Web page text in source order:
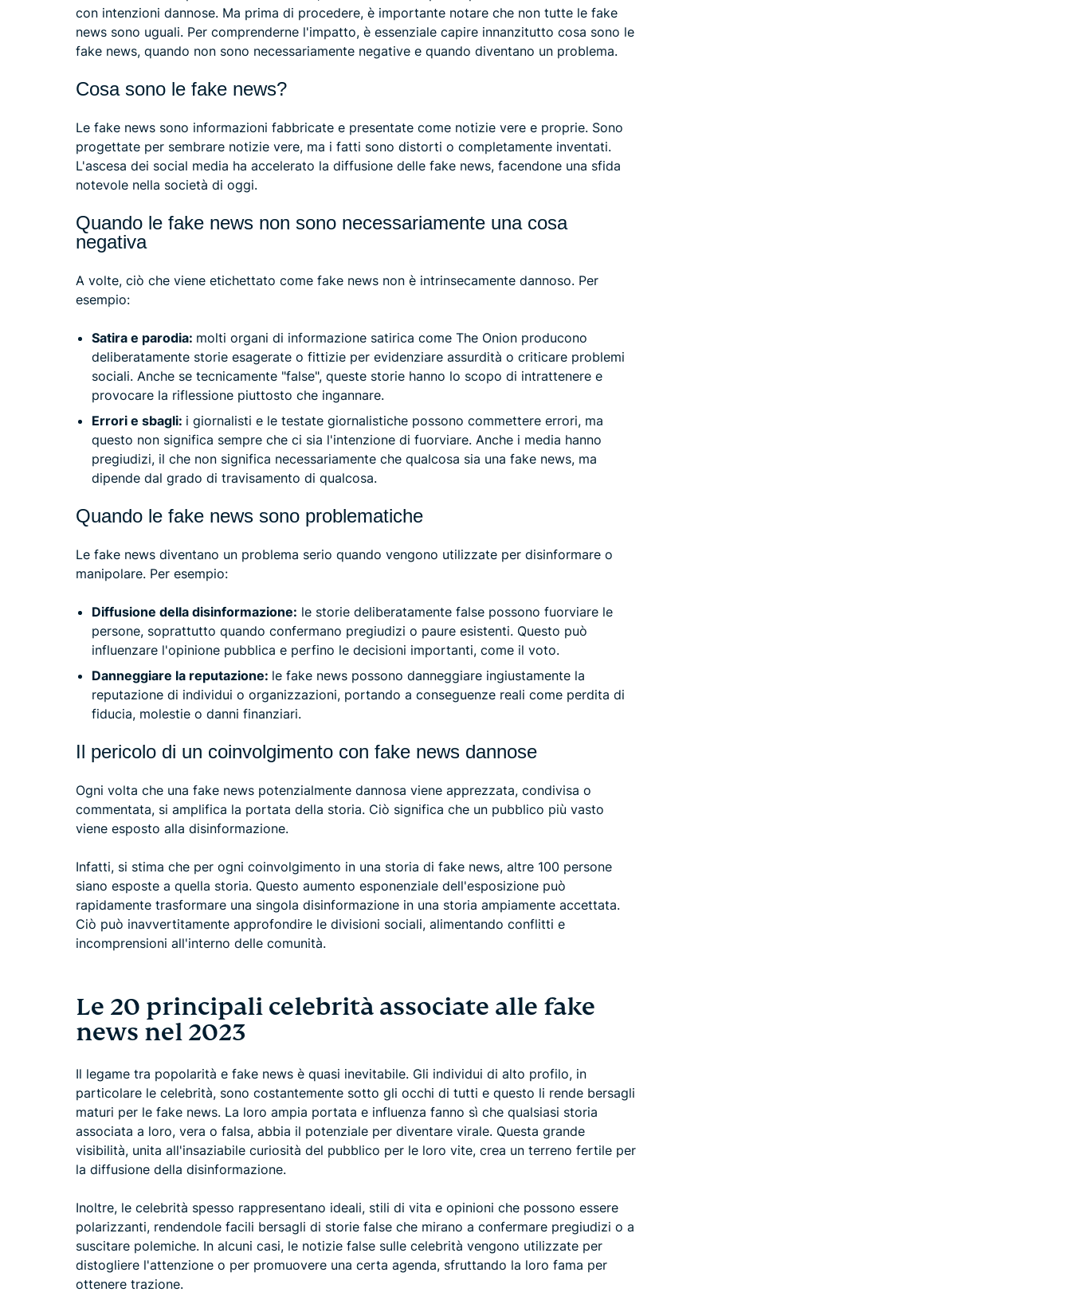
con intenzioni dannose. Ma prima di procedere, è importante notare che non tutte le fake
news sono uguali. Per comprenderne l'impatto, è essenziale capire innanzitutto cosa sono le
fake news, quando non sono necessariamente negative e quando diventano un problema.
Cosa sono le fake news?
Le fake news sono informazioni fabbricate e presentate come notizie vere e proprie. Sono
progettate per sembrare notizie vere, ma i fatti sono distorti o completamente inventati.
L'ascesa dei social media ha accelerato la diffusione delle fake news, facendone una sfida
notevole nella società di oggi.
Quando le fake news non sono necessariamente una cosa
negativa
A volte, ciò che viene etichettato come fake news non è intrinsecamente dannoso. Per
esempio:
Satira e parodia: molti organi di informazione satirica come The Onion producono
deliberatamente storie esagerate o fittizie per evidenziare assurdità o criticare problemi
sociali. Anche se tecnicamente "false", queste storie hanno lo scopo di intrattenere e
provocare la riflessione piuttosto che ingannare.
Errori e sbagli: i giornalisti e le testate giornalistiche possono commettere errori, ma
questo non significa sempre che ci sia l'intenzione di fuorviare. Anche i media hanno
pregiudizi, il che non significa necessariamente che qualcosa sia una fake news, ma
dipende dal grado di travisamento di qualcosa.
Quando le fake news sono problematiche
Le fake news diventano un problema serio quando vengono utilizzate per disinformare o
manipolare. Per esempio:
Diffusione della disinformazione: le storie deliberatamente false possono fuorviare le
persone, soprattutto quando confermano pregiudizi o paure esistenti. Questo può
influenzare l'opinione pubblica e perfino le decisioni importanti, come il voto.
Danneggiare la reputazione: le fake news possono danneggiare ingiustamente la
reputazione di individui o organizzazioni, portando a conseguenze reali come perdita di
fiducia, molestie o danni finanziari.
Il pericolo di un coinvolgimento con fake news dannose
Ogni volta che una fake news potenzialmente dannosa viene apprezzata, condivisa o
commentata, si amplifica la portata della storia. Ciò significa che un pubblico più vasto
viene esposto alla disinformazione.
Infatti, si stima che per ogni coinvolgimento in una storia di fake news, altre 100 persone
siano esposte a quella storia. Questo aumento esponenziale dell'esposizione può
rapidamente trasformare una singola disinformazione in una storia ampiamente accettata.
Ciò può inavvertitamente approfondire le divisioni sociali, alimentando conflitti e
incomprensioni all'interno delle comunità.
Le 20 principali celebrità associate alle fake
news nel 2023
Il legame tra popolarità e fake news è quasi inevitabile. Gli individui di alto profilo, in
particolare le celebrità, sono costantemente sotto gli occhi di tutti e questo li rende bersagli
maturi per le fake news. La loro ampia portata e influenza fanno sì che qualsiasi storia
associata a loro, vera o falsa, abbia il potenziale per diventare virale. Questa grande
visibilità, unita all'insaziabile curiosità del pubblico per le loro vite, crea un terreno fertile per
la diffusione della disinformazione.
Inoltre, le celebrità spesso rappresentano ideali, stili di vita e opinioni che possono essere
polarizzanti, rendendole facili bersagli di storie false che mirano a confermare pregiudizi o a
suscitare polemiche. In alcuni casi, le notizie false sulle celebrità vengono utilizzate per
distogliere l'attenzione o per promuovere una certa agenda, sfruttando la loro fama per
ottenere trazione.